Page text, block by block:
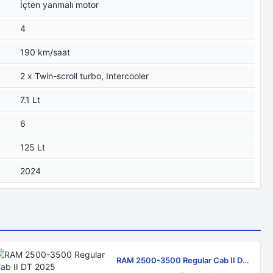
İçten yanmalı motor
4
190 km/saat
2 x Twin-scroll turbo, Intercooler
7.1 Lt
6
125 Lt
2024
RAM 2500-3500 Regular Cab II DT